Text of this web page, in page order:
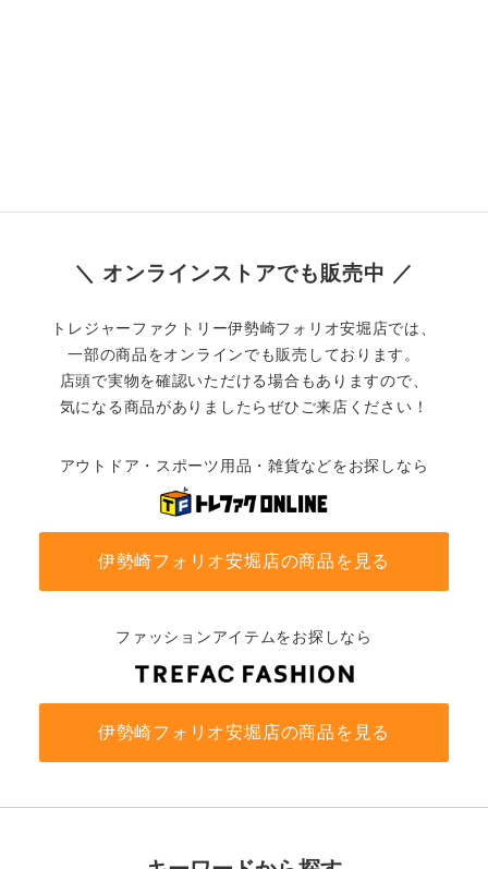
＼ オンラインストアでも販売中 ／
トレジャーファクトリー伊勢崎フォリオ安堀店では、
一部の商品をオンラインでも販売しております。
店頭で実物を確認いただける場合もありますので、
気になる商品がありましたらぜひご来店ください！
アウトドア・スポーツ用品・雑貨などをお探しなら
伊勢崎フォリオ安堀店の商品を見る
ファッションアイテムをお探しなら
伊勢崎フォリオ安堀店の商品を見る